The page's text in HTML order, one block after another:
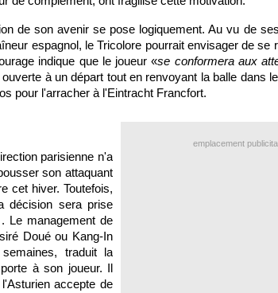
de son avenir se pose logiquement. Au vu de
espagnol, le Tricolore pourrait envisager de se
indique que le joueur «se conformera aux
à un départ tout en renvoyant la balle dans
pour l'arracher à l'Eintracht Francfort.
emplacement
parisienne n'a
son attaquant
cet hiver. Toutefois,
décision sera prise
Le management de
Doué ou Kang-In
traduit la
à son joueur. Il
accepte de